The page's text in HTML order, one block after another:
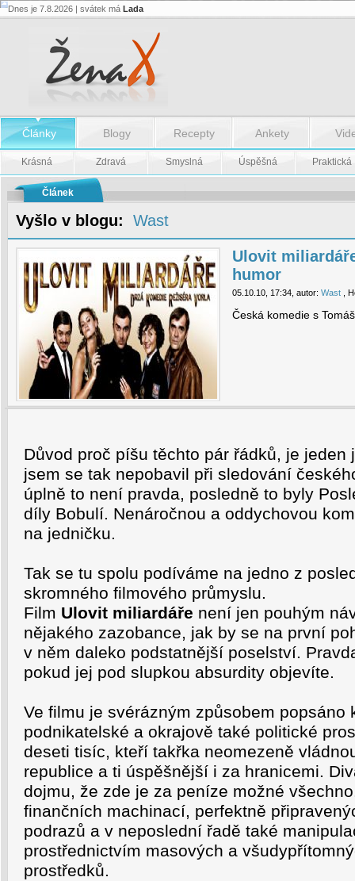
Ulovit
...břitký
český
humor
Dnes je 7.8.2026 | svátek má Lada
Články Blogy Recepty Ankety
Krásná Zdravá Smyslná Úspěšná Praktická
Článek
Vyšlo v blogu: Wast
Ulovit
humor
05.10.10, 17:34, autor: Wast ,
Česká komedie s
Důvod proč píšu těchto pár řádků, je jeden
jsem se tak nepobavil při sledování
úplně to není pravda, posledně to byly
díly Bobulí. Nenáročnou a oddychovou
na jedničku.
Tak se tu spolu podíváme na jedno z
skromného filmového průmyslu.
Film Ulovit miliardáře není jen pouhým
nějakého zazobance, jak by se na první
v něm daleko podstatnější poselství.
pokud jej pod slupkou absurdity objevíte.
Ve filmu je svérázným způsobem popsáno
podnikatelské a okrajově také politické
deseti tisíc, kteří takřka neomezeně
republice a ti úspěšnější i za hranicemi.
dojmu, že zde je za peníze možné
finančních machinací, perfektně
podrazů a v neposlední řadě také
prostřednictvím masových a
prostředků.